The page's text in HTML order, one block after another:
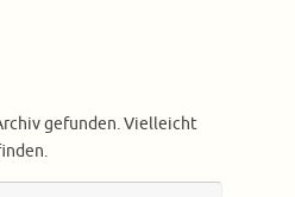
gefunden. Vielleicht